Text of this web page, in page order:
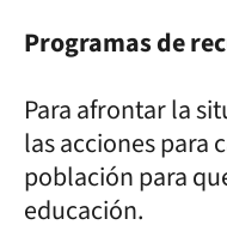
Programas de
Para afrontar la
las acciones para
población para
educación.